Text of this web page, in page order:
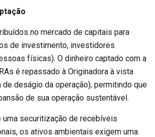
no mercado de capitais para
de investimento, investidores
físicas). O dinheiro captado com a
é repassado à Originadora à vista
de deságio da operação), permitindo que
de sua operação sustentável.
securitização de recebíveis
os ativos ambientais exigem uma